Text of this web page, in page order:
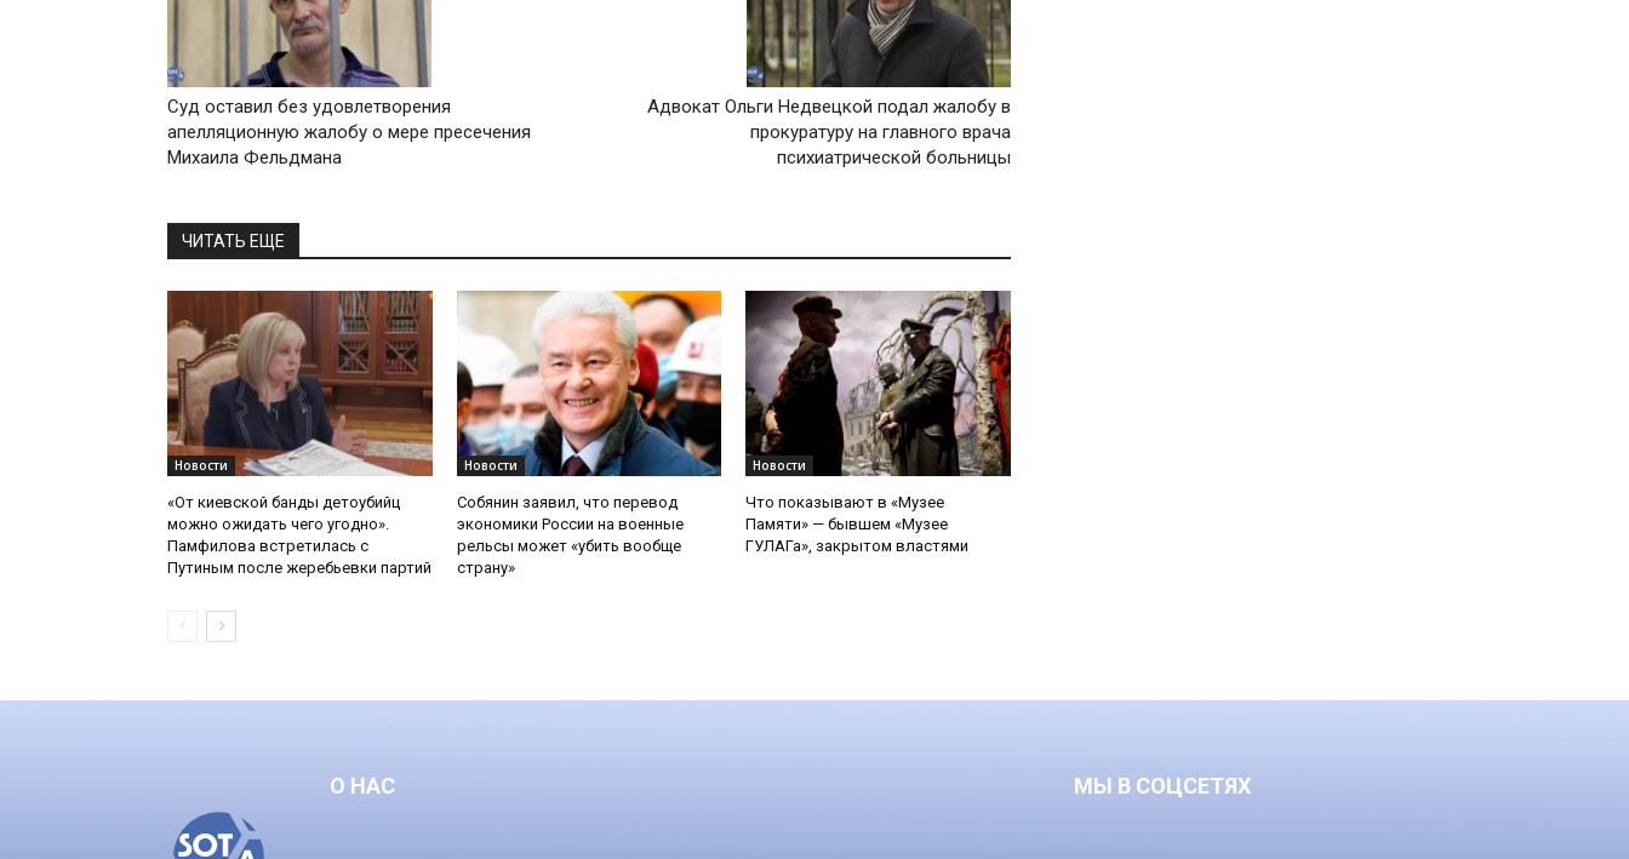
Суд оставил без удовлетворения
апелляционную жалобу о мере пресечения
Михаила Фельдмана
Адвокат Ольги Недвецкой подал жалобу в
прокуратуру на главного врача
психиатрической больницы
ЧИТАТЬ ЕЩЕ
Новости
«От киевской банды детоубийц
можно ожидать чего угодно».
Памфилова встретилась с
Путиным после жеребьевки партий
Новости
Собянин заявил, что перевод
экономики России на военные
рельсы может «убить вообще
страну»
Новости
Что показывают в «Музее
Памяти» — бывшем «Музее
ГУЛАГа», закрытом властями
О НАС МЫ В СОЦСЕТЯХ